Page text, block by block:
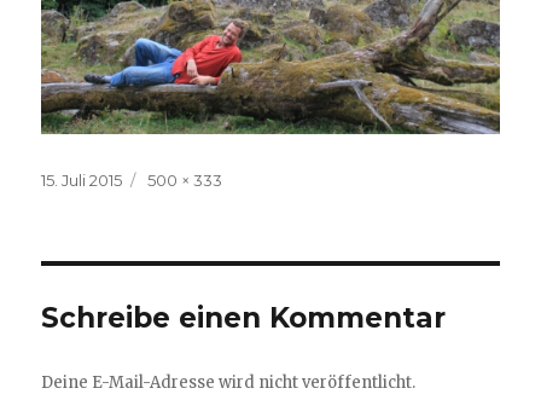
Veröffentlicht
15. Juli 2015
Volle
500 × 333
Schreibe einen Kommentar
Deine E-Mail-Adresse wird nicht veröffentlicht.